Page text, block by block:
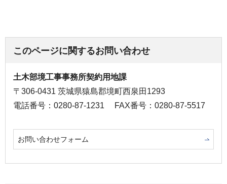
このページに関するお問い合わせ
土木部境工事事務所契約用地課
〒306-0431 茨城県猿島郡境町西泉田1293
電話番号：0280-87-1231
FAX番号：0280-87-5517
お問い合わせフォーム